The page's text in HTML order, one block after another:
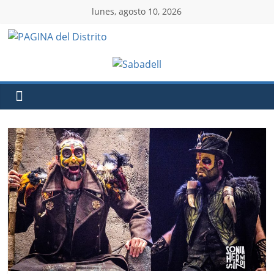
lunes, agosto 10, 2026